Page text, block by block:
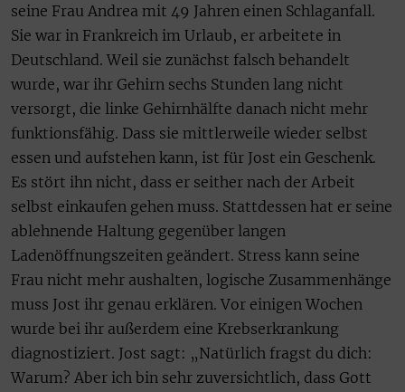
seine Frau Andrea mit 49 Jahren einen Schlaganfall.
Sie war in Frankreich im Urlaub, er arbeitete in
Deutschland. Weil sie zunächst falsch behandelt
wurde, war ihr Gehirn sechs Stunden lang nicht
versorgt, die linke Gehirnhälfte danach nicht mehr
funktionsfähig. Dass sie mittlerweile wieder selbst
essen und aufstehen kann, ist für Jost ein Geschenk.
Es stört ihn nicht, dass er seither nach der Arbeit
selbst einkaufen gehen muss. Stattdessen hat er seine
ablehnende Haltung gegenüber langen
Ladenöffnungszeiten geändert. Stress kann seine
Frau nicht mehr aushalten, logische Zusammenhänge
muss Jost ihr genau erklären. Vor einigen Wochen
wurde bei ihr außerdem eine Krebserkrankung
diagnostiziert. Jost sagt: „Natürlich fragst du dich:
Warum? Aber ich bin sehr zuversichtlich, dass Gott